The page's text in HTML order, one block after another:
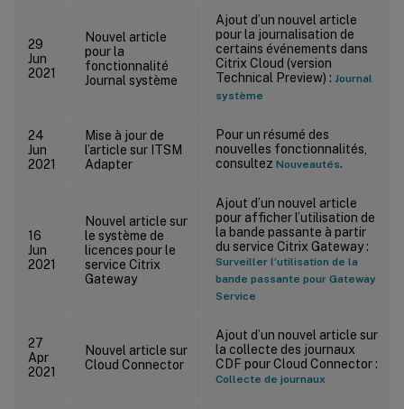
29
Jun
2021
Nouvel article
pour la
fonctionnalité
Journal système
Ajout d’un nouvel article
pour la journalisation de
certains événements dans
Citrix Cloud (version
Technical Preview) : Journal
système
24
Jun
2021
Mise à jour de
l’article sur ITSM
Adapter
Pour un résumé des
nouvelles fonctionnalités,
consultez Nouveautés.
16
Jun
2021
Nouvel article sur
le système de
licences pour le
service Citrix
Gateway
Ajout d’un nouvel article
pour afficher l’utilisation de
la bande passante à partir
du service Citrix Gateway :
Surveiller l’utilisation de la
bande passante pour Gateway
Service
27
Apr
2021
Nouvel article sur
Cloud Connector
Ajout d’un nouvel article sur
la collecte des journaux
CDF pour Cloud Connector :
Collecte de journaux